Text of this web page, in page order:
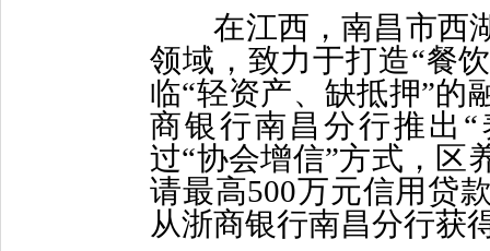
在江西，南昌市西湖
领域，致力于打造“餐
临“轻资产、缺抵押”的
商银行南昌分行推出
过“协会增信”方式，区
请最高500万元信用贷
从浙商银行南昌分行获